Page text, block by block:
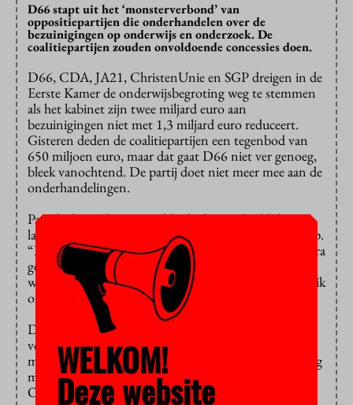
D66 stapt uit het ‘monsterverbond’ van
oppositiepartijen die onderhandelen over de
bezuinigingen op onderwijs en onderzoek. De
coalitiepartijen zouden onvoldoende concessies doen.
D66, CDA, JA21, ChristenUnie en SGP dreigen in de
Eerste Kamer de onderwijsbegroting weg te stemmen
als het kabinet zijn twee miljard euro aan
bezuinigingen niet met 1,3 miljard euro reduceert.
Gisteren deden de coalitiepartijen een tegenbod van
650 miljoen euro, maar dat gaat D66 niet ver genoeg,
bleek vanochtend. De partij doet niet meer mee aan de
onderhandelingen.
Partijleider Rob Jetten is blij dat bijvoorbeeld de
langstudeerboete wordt geschrapt, tekende het
op.
“Maar onze inzet was ook goede lerarensalarissen, extra
geld voor het mbo en meer geld voor jonge
wetenschappers en baanbrekend onderzoek. Daar zie ik
onvoldoende ruimte.”
De resterende vier partijen hebben volgens de
voorstellen gedaan om de bezuinigingen met 800
miljoen euro terug te dringen. Om één uur vanmiddag
moet de Tweede Kamer stemmen over de begroting.
Of dat doorgaat is nog niet zeker.
WELKOM!
Deze website